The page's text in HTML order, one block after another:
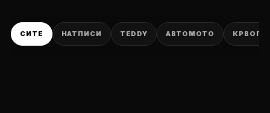
СИТЕ НАТПИСИ TEDDY АВТОМОТО